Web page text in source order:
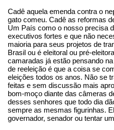
Cadê aquela emenda contra o
gato comeu. Cadê as reformas
Um País como o nosso precisa
executivos fortes e que não
maioria para seus projetos de
Brasil ou é eleitoral ou pré-
camaradas já estão pensando
de reeleição é que a coisa se
eleições todos os anos. Não se
feitas e sem discussão mais
bom-moço diante das câmeras
desses senhores que todo dia
sempre as mesmas figurinhas.
governador, senador ou tentar